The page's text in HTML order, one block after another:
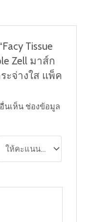
Tissue
Zell มาส์ก
ะจ่างใส แพ็ค
นเห็น ช่องข้อมูล